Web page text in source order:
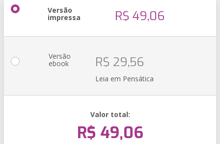
Versão
impressa R$ 49,06
Versão
ebook R$ 29,56
Leia em Pensática
Valor total:
R$ 49,06